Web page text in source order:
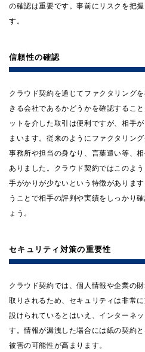
の確認は重要です。事前にリスクを把
す。
信頼性の確認
クラウド契約を通じてファクタリング
きる会社であるかどうかを確認するこ
ットを介した取引は便利ですが、相手
まいます。従来のようにファクタリン
事務所や担当の身なり、言葉遣い等、
ありました。クラウド契約ではこのよ
手がかりが少ないという特徴がありま
うことで相手の評判や実績をしっかり
ょう。
セキュリティ対策の重要性
クラウド契約では、個人情報や企業の
取りされるため、セキュリティは非常
設けられているとはいえ、インターネ
す。情報が漏洩した場合には紙の契約
被害の可能性が高まります。